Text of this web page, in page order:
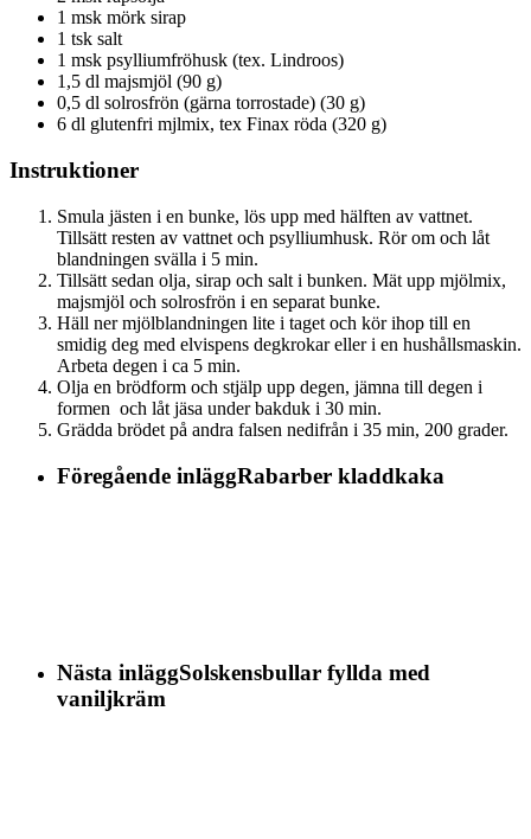
1 msk mörk sirap
1 tsk salt
1 msk psylliumfröhusk (tex. Lindroos)
1,5 dl majsmjöl (90 g)
0,5 dl solrosfrön (gärna torrostade) (30 g)
6 dl glutenfri mjlmix, tex Finax röda (320 g)
Instruktioner
Smula jästen i en bunke, lös upp med hälften av vattnet.
Tillsätt resten av vattnet och psylliumhusk. Rör om och låt
blandningen svälla i 5 min.
Tillsätt sedan olja, sirap och salt i bunken. Mät upp mjölmix,
majsmjöl och solrosfrön i en separat bunke.
Häll ner mjölblandningen lite i taget och kör ihop till en
smidig deg med elvispens degkrokar eller i en hushållsmaskin.
Arbeta degen i ca 5 min.
Olja en brödform och stjälp upp degen, jämna till degen i
formen och låt jäsa under bakduk i 30 min.
Grädda brödet på andra falsen nedifrån i 35 min, 200 grader.
Föregående inläggRabarber kladdkaka
Nästa inläggSolskensbullar fyllda med
vaniljkräm